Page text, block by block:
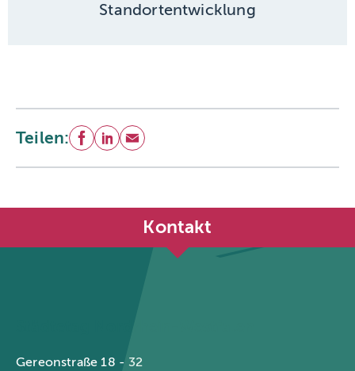
Standortentwicklung
Teilen: Facebook
LinkedIn
E-Mail
Kontakt
Gereonstraße 18 - 32